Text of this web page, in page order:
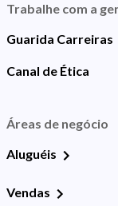
Trabalhe com a
Guarida Carreiras
Canal de Ética
Áreas de negócio
Aluguéis
Vendas